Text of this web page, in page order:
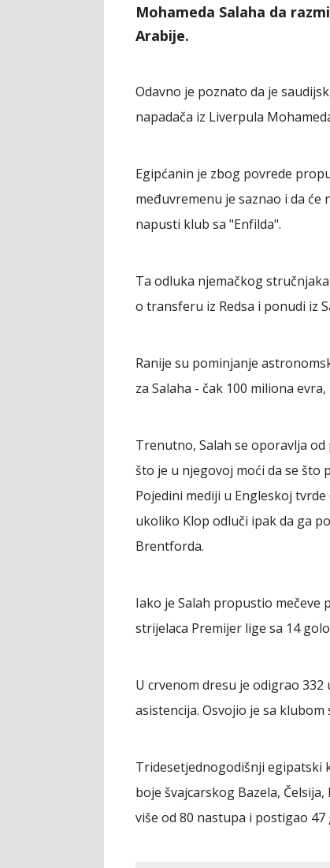
Mohameda Salaha da
Arabije.
Odavno je poznato da je
napadača iz Liverpula
Egipćanin je zbog povrede
međuvremenu je saznao i da
napusti klub sa "Enfilda".
Ta odluka njemačkog
o transferu iz Redsa i ponudi iz
Ranije su pominjanje
za Salaha - čak 100 miliona
Trenutno, Salah se oporavlja
što je u njegovoj moći da se što
Pojedini mediji u Engleskoj
ukoliko Klop odluči ipak da ga
Brentforda.
Iako je Salah propustio mečeve
strijelaca Premijer lige sa 14
U crvenom dresu je odigrao
asistencija. Osvojio je sa
Tridesetjednogodišnji egipatski
boje švajcarskog Bazela,
više od 80 nastupa i postigao 47